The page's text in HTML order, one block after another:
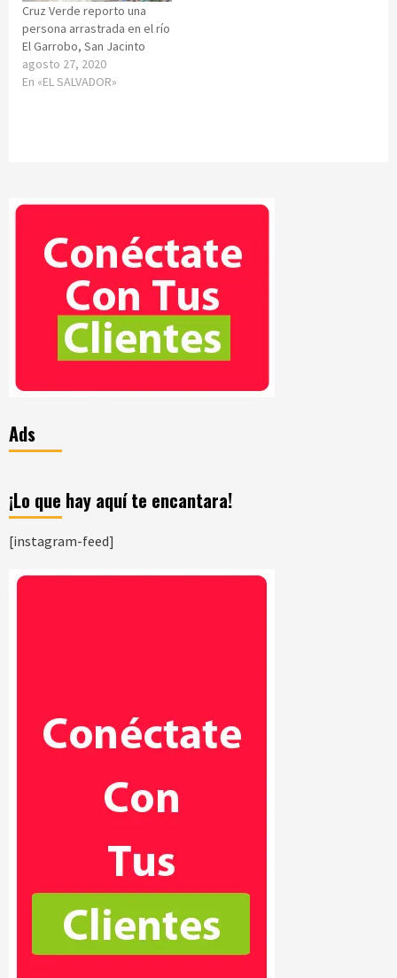
Cruz Verde reporto una
persona arrastrada en el río
El Garrobo, San Jacinto
agosto 27, 2020
En «EL SALVADOR»
Ads
¡Lo que hay aquí te encantara!
[instagram-feed]